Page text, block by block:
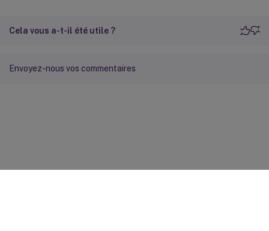
Cela vous a-t-il été utile ?
Envoyez-nous vos commentaires